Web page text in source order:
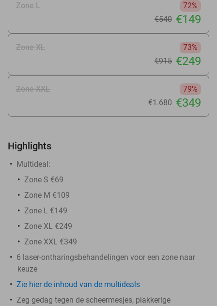
Zone L
72%
€540 €149
Zone XL
73%
€915 €249
Zone XXL
79%
€1.680 €349
Highlights
Multideal:
Zone S €69
Zone M €109
Zone L €149
Zone XL €249
Zone XXL €349
6 laser-ontharingsbehandelingen voor een zone naar
keuze
Zie hier de inhoud van de multideals
Zeg gedag tegen de scheermesjes, plakkerige